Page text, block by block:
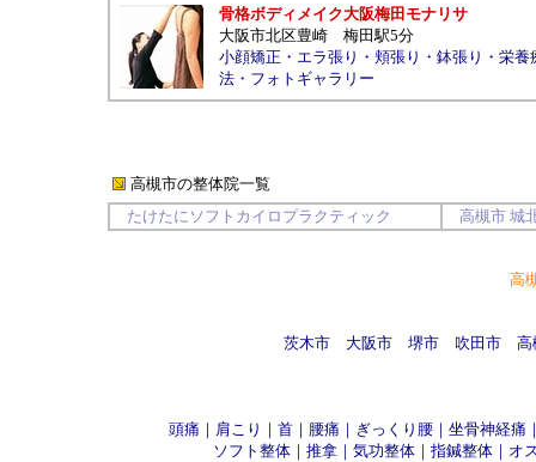
骨格ボディメイク大阪梅田モナリサ
大阪市北区豊崎
梅田駅5分
小顔矯正 ・ エラ張り ・ 頬張り ・ 鉢張り ・ 栄養
法 ・ フォトギャラリー
高槻市の整体院一覧
たけたにソフトカイロプラクティック
高槻市 城
高
茨木市 大阪市 堺市 吹田市 高
頭痛 ｜ 肩こり ｜ 首 ｜ 腰痛 ｜ ぎっくり腰 ｜ 坐骨神経痛
ソフト整体 ｜ 推拿 ｜ 気功整体 ｜ 指鍼整体 ｜ オ